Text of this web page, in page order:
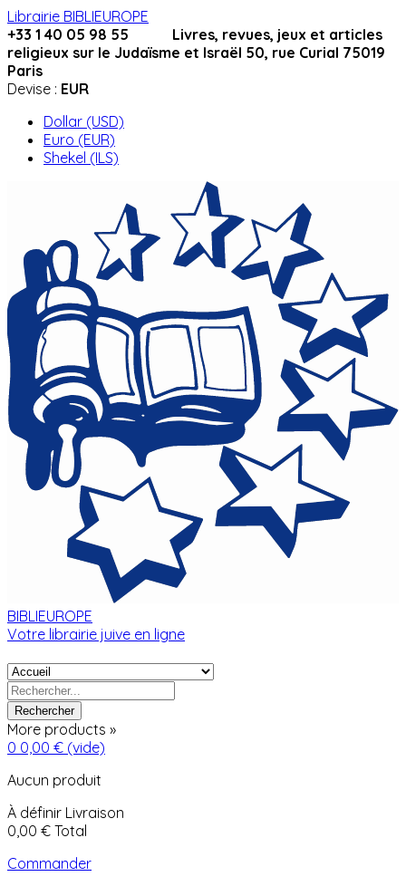
Librairie BIBLIEUROPE
+33 1 40 05 98 55 Livres, revues, jeux et articles
religieux sur le Judaïsme et Israël 50, rue Curial 75019
Paris
Devise : EUR
Dollar (USD)
Euro (EUR)
Shekel (ILS)
BIBLIEUROPE
Votre librairie juive en ligne
Rechercher
More products »
0 0,00 € (vide)
Aucun produit
À définir Livraison
0,00 € Total
Commander